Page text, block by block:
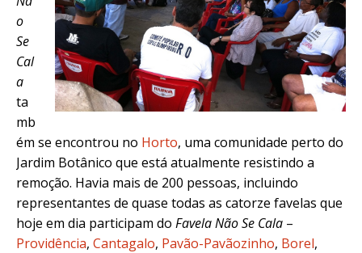
o
Se
Cal
a
ta
mb
ém se encontrou no Horto, uma comunidade perto do
Jardim Botânico que está atualmente resistindo a
remoção. Havia mais de 200 pessoas, incluindo
representantes de quase todas as catorze favelas que
hoje em dia participam do Favela Não Se Cala –
Providência, Cantagalo, Pavão-Pavãozinho, Borel,